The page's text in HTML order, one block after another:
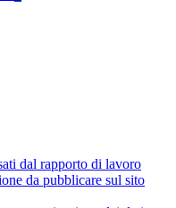
dal rapporto di lavoro
da pubblicare sul sito